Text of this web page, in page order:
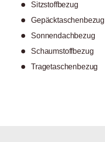
Sitzstoffbezug
Gepäcktaschenbezug
Sonnendachbezug
Schaumstoffbezug
Tragetaschenbezug